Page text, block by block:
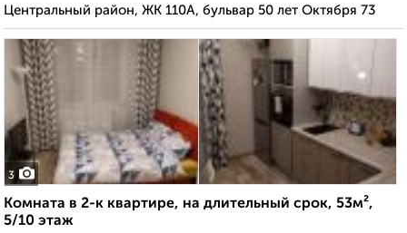
Центральный район, ЖК 110А, бульвар 50 лет Октября 73
3
Комната в 2-к квартире, на длительный срок, 53м²,
5/10 этаж